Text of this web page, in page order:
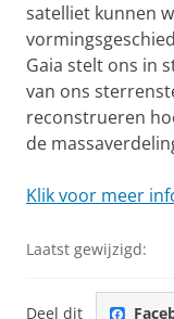
satelliet kunnen
Gaia stelt ons in
van ons
reconstrueren
de
Klik voor meer
Laatst gewijzigd:
Deel dit